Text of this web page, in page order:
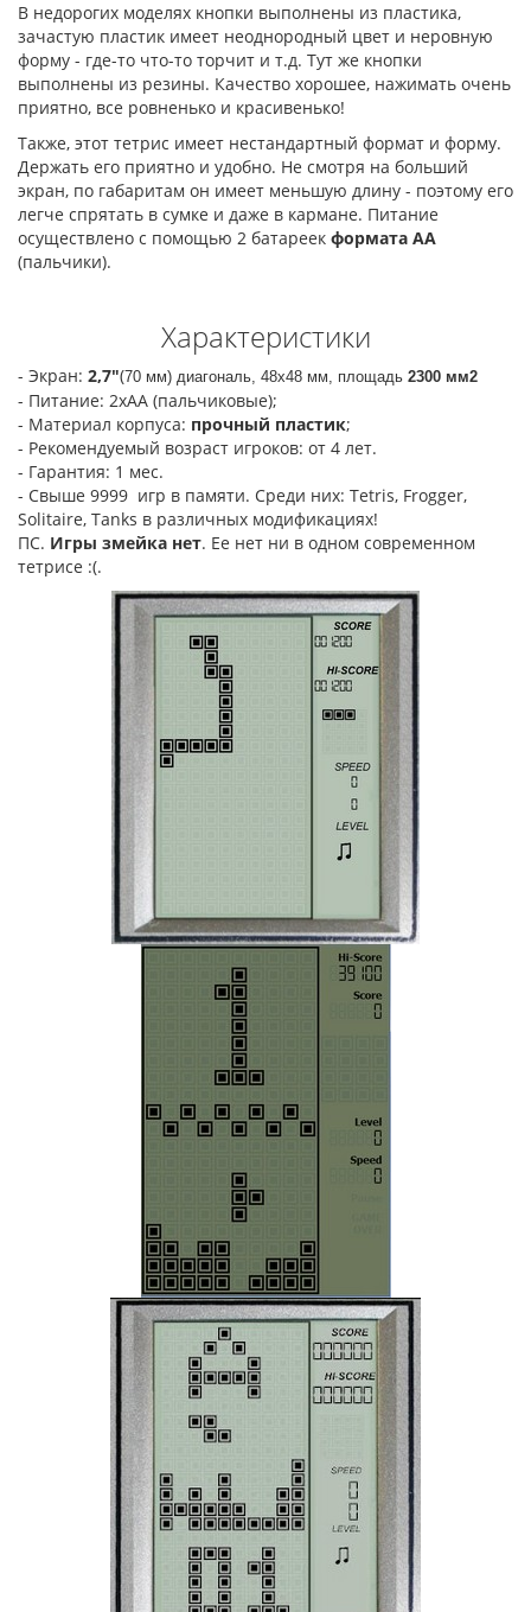
В недорогих моделях кнопки выполнены из пластика,
зачастую пластик имеет неоднородный цвет и неровную
форму - где-то что-то торчит и т.д. Тут же кнопки
выполнены из резины. Качество хорошее, нажимать очень
приятно, все ровненько и красивенько!
Также, этот тетрис имеет нестандартный формат и форму.
Держать его приятно и удобно. Не смотря на больший
экран, по габаритам он имеет меньшую длину - поэтому его
легче спрятать в сумке и даже в кармане. Питание
осуществлено с помощью 2 батареек формата АА
(пальчики).
​Характеристики
- Экран: 2,7"(70 мм) диагональ, 48х48 мм, площадь 2300 мм2
- Питание: 2хАА (пальчиковые);
- Материал корпуса: прочный пластик;
- Рекомендуемый возраст игроков: от 4 лет.
- Гарантия: 1 мес.
- Свыше 9999 игр в памяти. Среди них: Tetris, Frogger,
Solitaire, Tanks в различных модификациях!
ПС. Игры змейка нет. Ее нет ни в одном современном
тетрисе :(.